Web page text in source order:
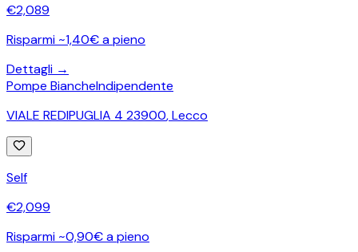
€2,089
Risparmi ~1,40€ a pieno
Dettagli →
Pompe BiancheIndipendente
VIALE REDIPUGLIA 4 23900,Lecco
Self
€2,099
Risparmi ~0,90€ a pieno